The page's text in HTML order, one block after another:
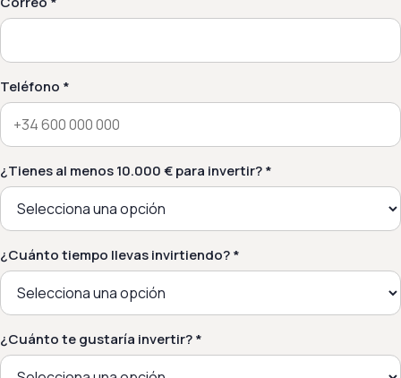
Teléfono *
¿Tienes al menos 10.000 € para invertir? *
¿Cuánto tiempo llevas invirtiendo? *
¿Cuánto te gustaría invertir? *